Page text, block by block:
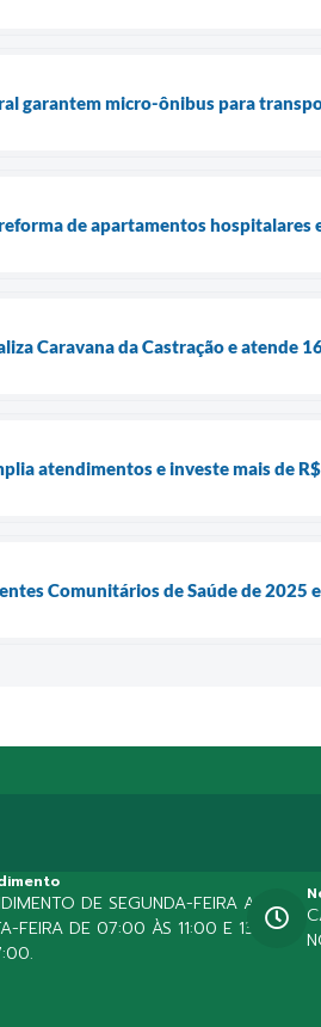
garantem micro-ônibus para
de apartamentos hospitalares
Caravana da Castração e atende
atendimentos e investe mais de
Comunitários de Saúde de 2025
DE SEGUNDA-FEIRA A
FEIRA DE 07:00 ÀS 11:00 E 13:00